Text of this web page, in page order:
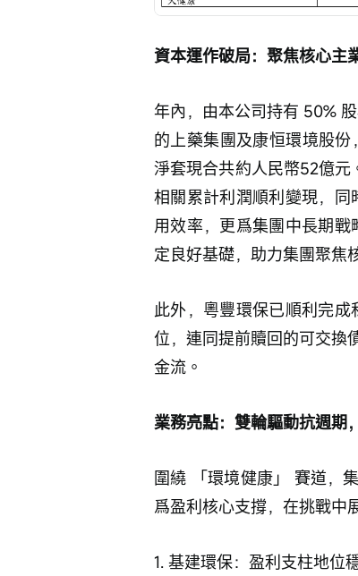
資本運作破局：聚焦核心主
年內，由本公司持有 50%
的上藥集團及康恒環境股份
淨套現合共約人民幣52億
相關累計利潤順利變現，
用效率，更爲集團中長期
定良好基礎，助力集團聚焦
此外，粵豐環保已順利完
位，連同提前贖回的可交換
金流。
業務亮點：雙輪驅動抗週期
圍繞 「環境健康」 賽道，
爲盈利核心支撐，在挑戰中
1. 基建環保：盈利支柱地位